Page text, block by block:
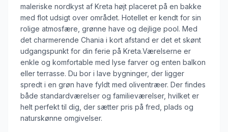
maleriske nordkyst af Kreta højt placeret på en bakke
med flot udsigt over området. Hotellet er kendt for sin
rolige atmosfære, grønne have og dejlige pool. Med
det charmerende Chania i kort afstand er det et skønt
udgangspunkt for din ferie på Kreta.Værelserne er
enkle og komfortable med lyse farver og enten balkon
eller terrasse. Du bor i lave bygninger, der ligger
spredt i en grøn have fyldt med oliventræer. Der findes
både standardværelser og familieværelser, hvilket er
helt perfekt til dig, der sætter pris på fred, plads og
naturskønne omgivelser.